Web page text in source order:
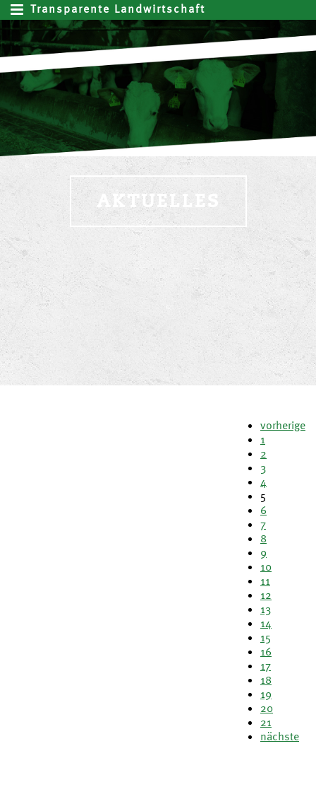
Transparente Landwirtschaft
AKTUELLES
vorherige
1
2
3
4
5
6
7
8
9
10
11
12
13
14
15
16
17
18
19
20
21
nächste